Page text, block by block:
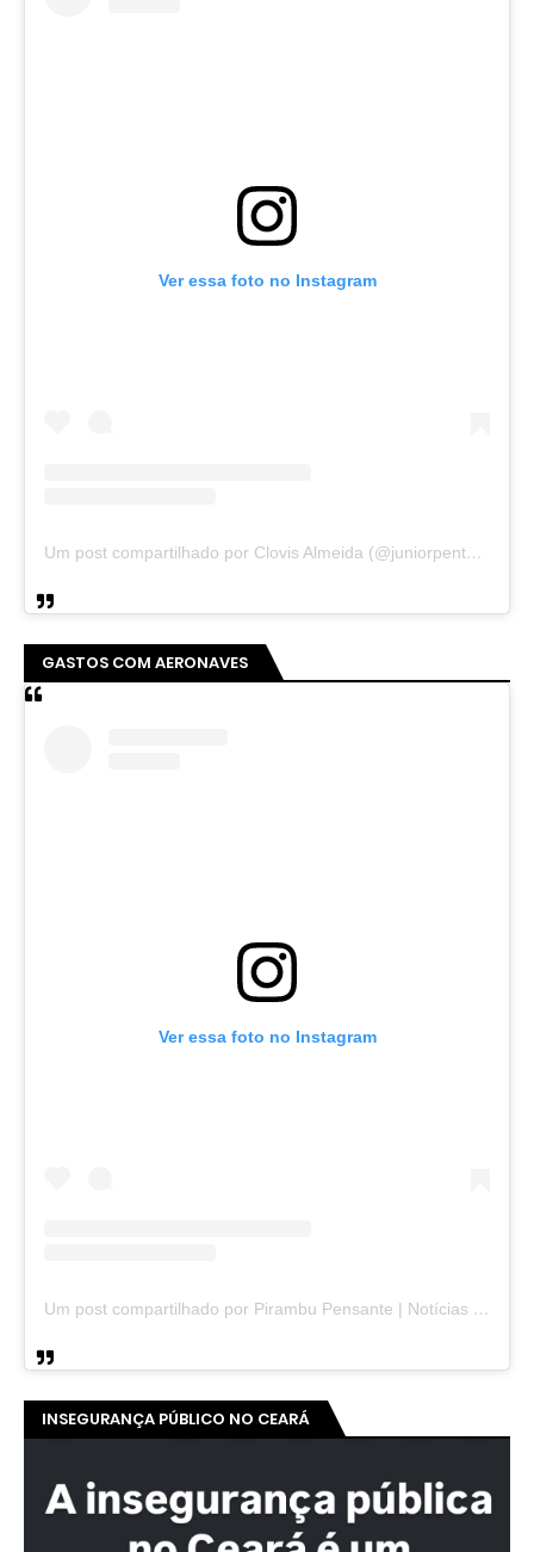
Ver essa foto no Instagram
Um post compartilhado por Clovis Almeida (@juniorpentecoste01)
GASTOS COM AERONAVES
Ver essa foto no Instagram
Um post compartilhado por Pirambu Pensante | Notícias & Entretenimento (@pirambupensante)
INSEGURANÇA PÚBLICO NO CEARÁ